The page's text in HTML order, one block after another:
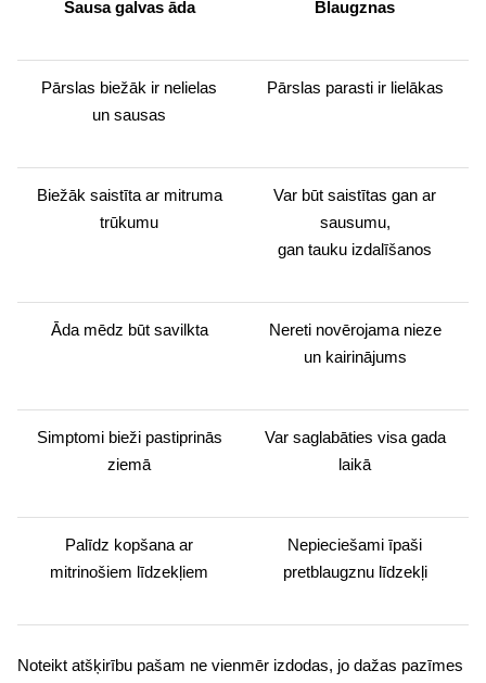
Sausa galvas āda Blaugznas
Pārslas biežāk ir nelielas
un sausas
Pārslas parasti ir lielākas
Biežāk saistīta ar mitruma
trūkumu
Var būt saistītas gan ar
sausumu,
gan tauku izdalīšanos
Āda mēdz būt savilkta
Nereti novērojama nieze
un kairinājums
Simptomi bieži pastiprinās
ziemā
Var saglabāties visa gada
laikā
Palīdz kopšana ar
mitrinošiem līdzekļiem
Nepieciešami īpaši
pretblaugznu līdzekļi
Noteikt atšķirību pašam ne vienmēr izdodas, jo dažas pazīmes